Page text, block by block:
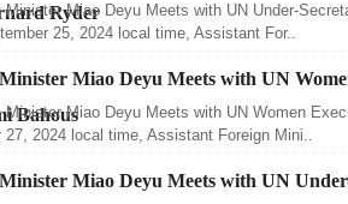
Ryder
Miao Deyu Meets with UN Under-
25, 2024 local time, Assistant For..
Miao Deyu Meets with UN
BahousMiao Deyu Meets with UN Women
27, 2024 local time, Assistant Foreign Mini..
Miao Deyu Meets with UN